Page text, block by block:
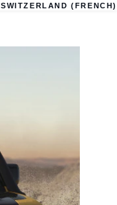
SWITZERLAND (FRENCH)